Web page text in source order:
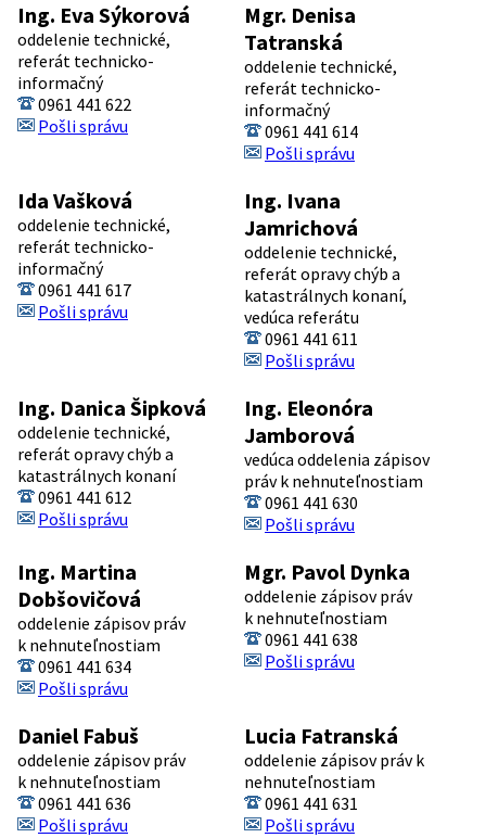
Ing. Eva Sýkorová
oddelenie technické,
referát technicko-
informačný
0961 441 622
Pošli správu
Mgr. Denisa
Tatranská
oddelenie technické,
referát technicko-
informačný
0961 441 614
Pošli správu
Ida Vašková
oddelenie technické,
referát technicko-
informačný
0961 441 617
Pošli správu
Ing. Ivana
Jamrichová
oddelenie technické,
referát opravy chýb a
katastrálnych konaní,
vedúca referátu
0961 441 611
Pošli správu
Ing. Danica Šipková
oddelenie technické,
referát opravy chýb a
katastrálnych konaní
0961 441 612
Pošli správu
Ing. Eleonóra
Jamborová
vedúca oddelenia zápisov
práv k nehnuteľnostiam
0961 441 630
Pošli správu
Ing. Martina
Dobšovičová
oddelenie zápisov práv
k nehnuteľnostiam
0961 441 634
Pošli správu
Mgr. Pavol Dynka
oddelenie zápisov práv
k nehnuteľnostiam
0961 441 638
Pošli správu
Daniel Fabuš
oddelenie zápisov práv
k nehnuteľnostiam
0961 441 636
Pošli správu
Lucia Fatranská
oddelenie zápisov práv k
nehnuteľnostiam
0961 441 631
Pošli správu